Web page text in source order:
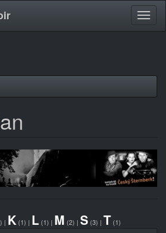
| K (1) | L (1) | M (2) | S (3) | T (1)